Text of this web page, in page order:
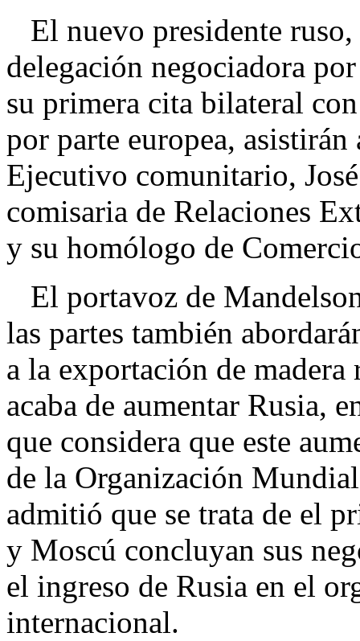
El nuevo presidente ruso,
delegación negociadora
su primera cita bilateral
por parte europea,
Ejecutivo comunitario,
comisaria de Relaciones
y su homólogo de
El portavoz de
las partes también
a la exportación de
acaba de aumentar Rusia,
que considera que este
de la Organización
admitió que se trata de el
y Moscú concluyan sus
el ingreso de Rusia en el
internacional.